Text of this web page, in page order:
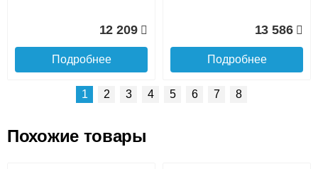
12 209
Подробнее
13 586
Подробнее
1 2 3 4 5 6 7 8
Похожие товары